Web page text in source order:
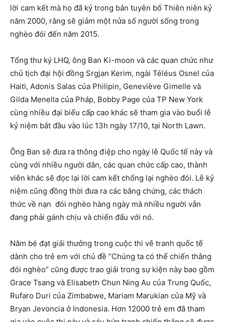
lời cam kết mà họ đã ký trong bản tuyên bố Thiên niên kỷ
năm 2000, rằng sẽ giảm một nửa số người sống trong
nghèo đói đến năm 2015.
Tổng thư ký LHQ, ông Ban Ki-moon và các quan chức như
chủ tịch đại hội đồng Srgjan Kerim, ngài Téléus Osnel của
Haiti, Adonis Salas của Philipin, Geneviève Gimelle và
Gilda Menella của Pháp, Bobby Page của TP New York
cùng nhiều đại biểu cấp cao khác sẽ tham gia vào buổi lễ
kỷ niệm bắt đầu vào lúc 13h ngày 17/10, tại North Lawn.
Ông Ban sẽ đưa ra thông điệp cho ngày lễ Quốc tế này và
cùng với nhiều người dân, các quan chức cấp cao, thành
viên khác sẽ đọc lại lời cam kết chống lại nghèo đói. Lễ kỷ
niệm cũng đồng thời đưa ra các bằng chứng, các thách
thức về nạn đói nghèo hàng ngày mà nhiều người vẫn
đang phải gánh chịu và chiến đấu với nó.
Năm bé đạt giải thưởng trong cuộc thi vẽ tranh quốc tế
dành cho trẻ em với chủ đề “Chúng ta có thể chiến thắng
đói nghèo” cũng được trao giải trong sự kiện này bao gồm
Grace Tsang và Elisabeth Chun Ning Au của Trung Quốc,
Rufaro Duri của Zimbabwe, Mariam Marukian của Mỹ và
Bryan Jevoncia ở Indonesia. Hơn 12000 trẻ em đã tham